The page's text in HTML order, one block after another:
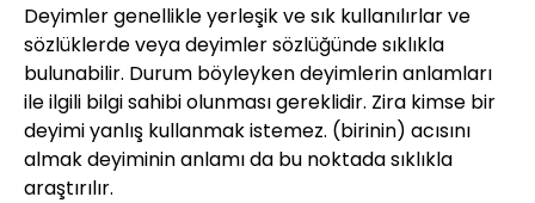
Deyimler genellikle yerleşik ve sık kullanılırlar ve
sözlüklerde veya deyimler sözlüğünde sıklıkla
bulunabilir. Durum böyleyken deyimlerin anlamları
ile ilgili bilgi sahibi olunması gereklidir. Zira kimse bir
deyimi yanlış kullanmak istemez. (birinin) acısını
almak deyiminin anlamı da bu noktada sıklıkla
araştırılır.